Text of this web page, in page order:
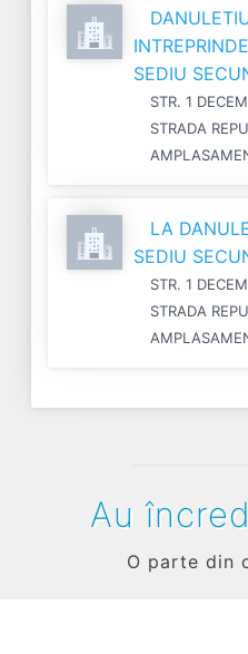
SEDIU
STR. 1
STRADA
LA
SEDIU
STR. 1
STRADA
Au
O parte din